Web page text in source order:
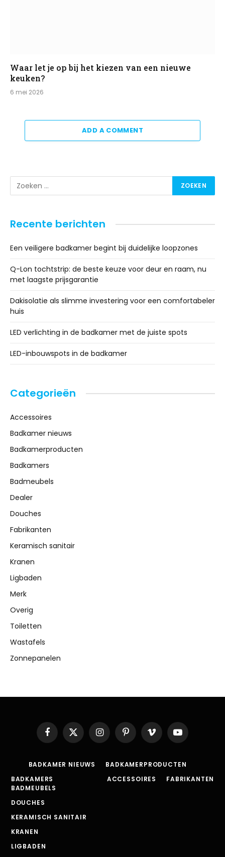
Waar let je op bij het kiezen van een nieuwe
keuken?
6 mei 2026
ADD A COMMENT
Recente berichten
Een veiligere badkamer begint bij duidelijke loopzones
Q-Lon tochtstrip: de beste keuze voor deur en raam, nu
met laagste prijsgarantie
Dakisolatie als slimme investering voor een comfortabeler
huis
LED verlichting in de badkamer met de juiste spots
LED-inbouwspots in de badkamer
Categorieën
Accessoires
Badkamer nieuws
Badkamerproducten
Badkamers
Badmeubels
Dealer
Douches
Fabrikanten
Keramisch sanitair
Kranen
Ligbaden
Merk
Overig
Toiletten
Wastafels
Zonnepanelen
Facebook
X
(Twitter)
InstagramPinterestVimeo YouTube
BADKAMER NIEUWS
BADKAMERPRODUCTEN
BADKAMERS
BADMEUBELS
DOUCHES
KERAMISCH SANITAIR
KRANEN
LIGBADEN
ACCESSOIRES FABRIKANTEN